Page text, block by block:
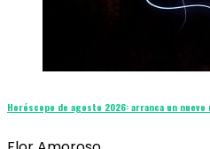
Horóscopo de agosto 2026: arranca un